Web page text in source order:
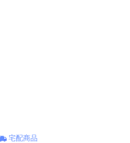
宅配商品